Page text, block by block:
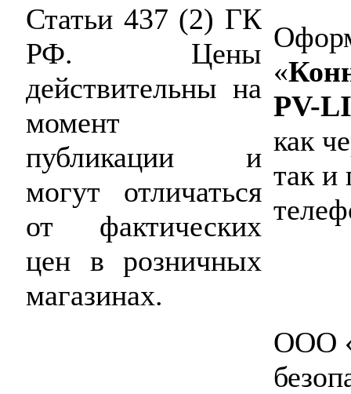
Статьи 437 (2) ГК
РФ. Цены
действительны на
момент
публикации и
могут отличаться
от фактических
цен в розничных
магазинах.
«
PV-
как
так и
ООО